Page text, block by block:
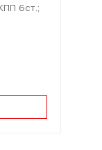
6ст.;